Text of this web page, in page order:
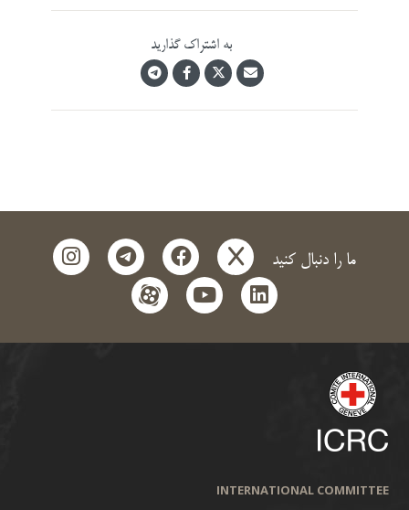
به اشتراک گذارید
ما را دنبال کنید x
facebook
telegram
instagram
linkedin
youtube
aparat
INTERNATIONAL COMMITTEE